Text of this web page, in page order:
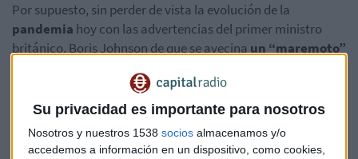
Su privacidad es importante para nosotros
Nosotros y nuestros 1538 socios almacenamos y/o
accedemos a información en un dispositivo, como cookies,
Por supuesto, sin perder de vista la evolución de la
pandemia hoy con las advertencias del primer ministro
británico, Boris Johnson de que se avecina un “maremoto”
del Banco Central Europeo,Luis de Guindos,
cuarentena en su domicilio tras haber dado positivo de
covid. Solo tiene síntomas leves y seguirá su trabajo desde
su domicilio.